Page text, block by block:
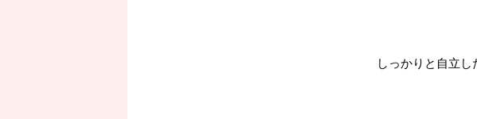
しっかりと自立し